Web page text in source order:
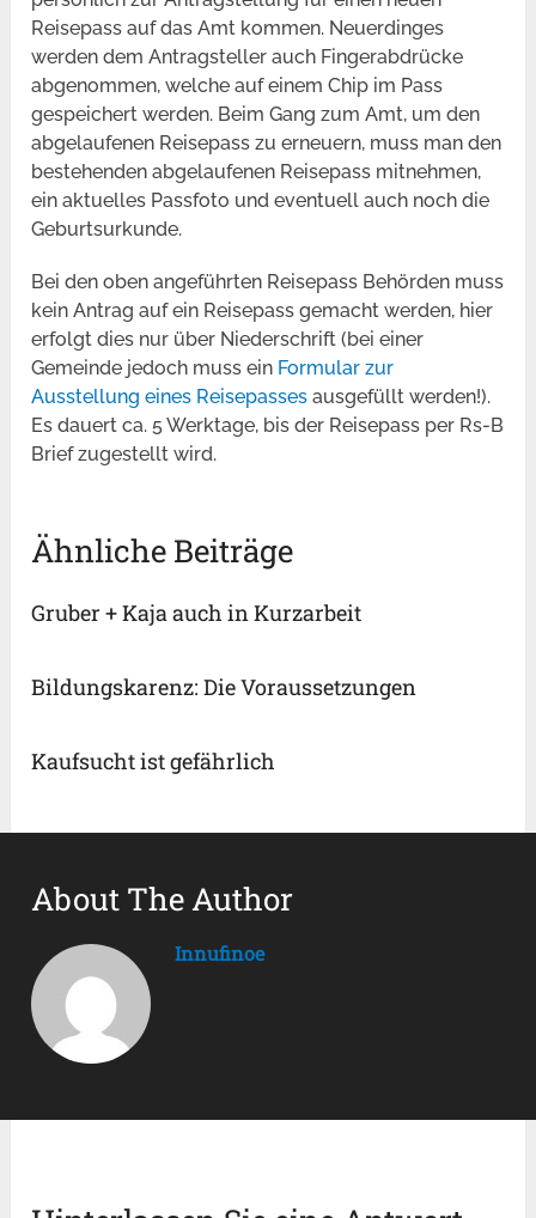
Reisepass auf das Amt kommen. Neuerdinges
werden dem Antragsteller auch Fingerabdrücke
abgenommen, welche auf einem Chip im Pass
gespeichert werden. Beim Gang zum Amt, um den
abgelaufenen Reisepass zu erneuern, muss man den
bestehenden abgelaufenen Reisepass mitnehmen,
ein aktuelles Passfoto und eventuell auch noch die
Geburtsurkunde.
Bei den oben angeführten Reisepass Behörden muss
kein Antrag auf ein Reisepass gemacht werden, hier
erfolgt dies nur über Niederschrift (bei einer
Gemeinde jedoch muss ein Formular zur
Ausstellung eines Reisepasses ausgefüllt werden!).
Es dauert ca. 5 Werktage, bis der Reisepass per Rs-B
Brief zugestellt wird.
Ähnliche Beiträge
Gruber + Kaja auch in Kurzarbeit
Bildungskarenz: Die Voraussetzungen
Kaufsucht ist gefährlich
About The Author
Innufinoe